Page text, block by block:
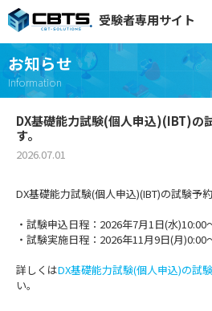
受験者専用サイト
お知らせ
Information
DX基礎能力試験(個人申込)(IBT)の
す。
2026.07.01
DX基礎能力試験(個人申込)(IBT)の試験予
・試験申込日程：2026年7月1日(水
・試験実施日程：2026年11月9日(月
詳しくはDX基礎能力試験(個人申込)の試
い。